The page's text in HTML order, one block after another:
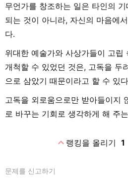
무언가를 창조하는 일은 타인의
되는 것이 아니라, 자신의 마음에
다.
위대한 예술가와 사상가들이 고립
개척할 수 있었던 것은, 고독을 두
으로 삼았기 때문이라고 할 수 있
고독을 외로움으로만 받아들이지
로 바꾸는 기회로 생각하게 해 주
expand_less랭킹을 올리기 1
문제를 신고하기